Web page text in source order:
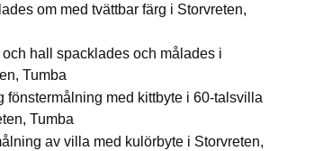
om med tvättbar färg i Storvreten,
och hall spacklades och målades i
Tumba
fönstermålning med kittbyte i 60-talsvilla
Tumba
av villa med kulörbyte i Storvreten,